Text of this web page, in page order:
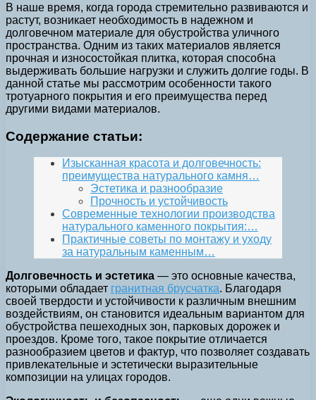
В наше время, когда города стремительно развиваются и
растут, возникает необходимость в надежном и
долговечном материале для обустройства уличного
пространства. Одним из таких материалов является
прочная и износостойкая плитка, которая способна
выдерживать большие нагрузки и служить долгие годы. В
данной статье мы рассмотрим особенности такого
тротуарного покрытия и его преимущества перед
другими видами материалов.
Содержание статьи:
Изысканная красота и долговечность:
преимущества натурального камня…
Эстетика и разнообразие
Прочность и устойчивость
Современные технологии производства
натурального каменного покрытия:…
Практичные советы по монтажу и уходу
за натуральным каменным…
Долговечность и эстетика — это основные качества,
которыми обладает гранитная брусчатка. Благодаря
своей твердости и устойчивости к различным внешним
воздействиям, он становится идеальным вариантом для
обустройства пешеходных зон, парковых дорожек и
проездов. Кроме того, такое покрытие отличается
разнообразием цветов и фактур, что позволяет создавать
привлекательные и эстетически выразительные
композиции на улицах городов.